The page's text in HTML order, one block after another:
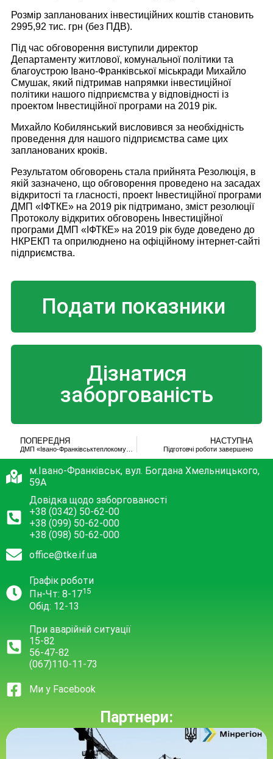
Розмір запланованих інвестиційних коштів становить
2995,92 тис. грн (без ПДВ).
Під час обговорення виступили директор
Департаменту житлової, комунальної політики та
благоустрою Івано-Франківської міськради Михайло
Смушак, який підтримав напрямки інвестиційної
політики нашого підприємства у відповідності із
проектом Інвестиційної програми на 2019 рік.
Михайло Кобилянський висловився за необхідність
проведення для нашого підприємства саме цих
запланованих кроків.
Результатом обговорень стала прийнята Резолюція, в
якій зазначено, що обговорення проведено на засадах
відкритості та гласності, проект Інвестиційної програми
ДМП «ІФТКЕ» на 2019 рік підтримано, зміст резолюції
Протоколу відкритих обговорень Інвестиційної
програми ДМП «ІФТКЕ» на 2019 рік буде доведено до
НКРЕКП та оприлюднено на офіційному інтернет-сайті
підприємства.
Подати показники
Дізнатися
заборгованість
ПОПЕРЕДНЯ НАСТУПНА
Підготовчі роботи завершено
м.Івано-Франківськ, вул. Богдана Хмельницького,
59А
Довідка щодо заборгованості
+38 (0342) 50-62-00
+38 (099) 50-62-000
+38 (098) 50-62-000
office@tke.if.ua
Графік роботи
Пн-Чт: 8-1715
Обід: 12-13
При аварійній ситуації
15-82
56-47-82
(067)110-11-73
Ми у Facebook
Партнери: